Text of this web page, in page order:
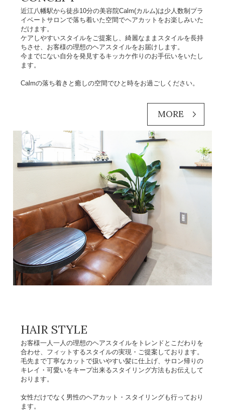
近江八幡駅から徒歩10分の美容院Calm(カルム)は少人数制プラ
イベートサロンで落ち着いた空間でヘアカットをお楽しみいた
だけます。
ケアしやすいスタイルをご提案し、綺麗なままスタイルを長持
ちさせ、お客様の理想のヘアスタイルをお届けします。
今までにない自分を発見するキッカケ作りのお手伝いをいたし
ます。
Calmの落ち着きと癒しの空間でひと時をお過ごしください。
MORE
HAIR STYLE
お客様一人一人の理想のヘアスタイルをトレンドとこだわりを
合わせ、フィットするスタイルの実現・ご提案しております。
毛先まで丁寧なカットで扱いやすい髪に仕上げ、サロン帰りの
キレイ・可愛いをキープ出来るスタイリング方法もお伝えして
おります。
女性だけでなく男性のヘアカット・スタイリングも行っており
ます。